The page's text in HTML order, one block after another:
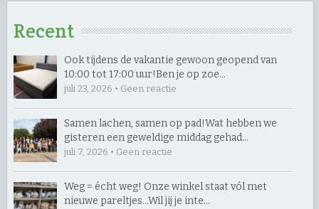
Recent
Ook tijdens de vakantie gewoon geopend van
10:00 tot 17:00 uur! ​Ben je op zoe…
juli 23, 2026 • Geen reactie
Samen lachen, samen op pad! ​Wat hebben we
gisteren een geweldige middag gehad…
juli 7, 2026 • Geen reactie
Weg = écht weg! Onze winkel staat vól met
nieuwe pareltjes… ​Wil jij je inte…